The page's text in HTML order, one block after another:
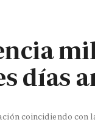
días
coincidiendo con